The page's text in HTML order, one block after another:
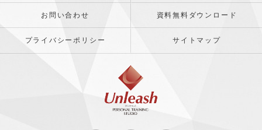
お問い合わせ 資料無料ダウンロード
プライバシーポリシー サイトマップ